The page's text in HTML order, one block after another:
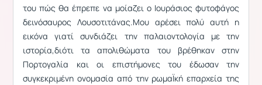
του πώς θα έπρεπε να μοίαζει ο Ιουράσιος φυτοφάγος
δεινόσαυρος Λουσοτιτάνας.Μου αρέσει πολύ αυτή η
εικόνα γιατί συνδιάζει την παλαιοντολογία με την
ιστορία,διότι τα απολιθώματα του βρέθηκαν στην
Πορτογαλία και οι επιστήμονες του έδωσαν την
συγκεκριμένη ονομασία από την ρωμαΪκή επαρχεία της